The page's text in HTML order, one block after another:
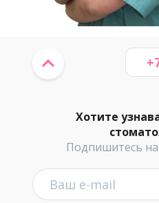
Хотите
Подпишитесь